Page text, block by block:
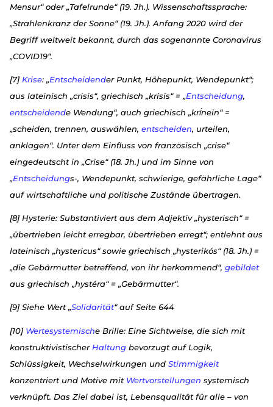
Mensur“ oder „Tafelrunde“ (19. Jh.). Wissenschaftssprache:
„Strahlenkranz der Sonne“ (19. Jh.). Anfang 2020 wird der
Begriff weltweit bekannt, durch das sogenannte Coronavirus
„COVID19“.
[7] Krise: „Entscheidender Punkt, Höhepunkt, Wendepunkt“;
aus lateinisch „crisis“, griechisch „krísis“ = „Entscheidung,
entscheidende Wendung“, auch griechisch „krī́nein“ =
„scheiden, trennen, auswählen, entscheiden, urteilen,
anklagen“. Unter dem Einfluss von französisch „crise“
eingedeutscht in „Crise“ (18. Jh.) und im Sinne von
„Entscheidungs-, Wendepunkt, schwierige, gefährliche Lage“
auf wirtschaftliche und politische Zustände übertragen.
[8] Hysterie: Substantiviert aus dem Adjektiv „hysterisch“ =
„übertrieben leicht erregbar, übertrieben erregt“; entlehnt aus
lateinisch „hystericus“ sowie griechisch „hysterikós“ (18. Jh.) =
„die Gebärmutter betreffend, von ihr herkommend“, gebildet
aus griechisch „hystéra“ = „Gebärmutter“.
[9] Siehe Wert „Solidarität“ auf Seite 644
[10] Wertesystemische Brille: Eine Sichtweise, die sich mit
konstruktivistischer Haltung bevorzugt auf Logik,
Schlüssigkeit, Wechselwirkungen und Stimmigkeit
konzentriert und Motive mit Wertvorstellungen systemisch
verknüpft. Das Ziel dabei ist, Lebensqualität für alle – von